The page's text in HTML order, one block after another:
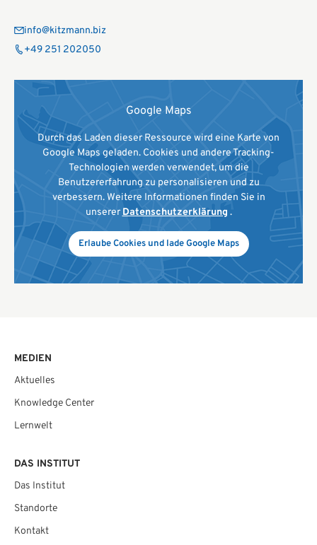
info@kitzmann.biz
+49 251 202050
Google Maps
Durch das Laden dieser Ressource wird eine Karte von
Google Maps geladen. Cookies und andere Tracking-
Technologien werden verwendet, um die
Benutzererfahrung zu personalisieren und zu
verbessern. Weitere Informationen finden Sie in
unserer Datenschutzerklärung .
Erlaube Cookies und lade Google Maps
MEDIEN
Aktuelles
Knowledge Center
Lernwelt
DAS INSTITUT
Das Institut
Standorte
Kontakt